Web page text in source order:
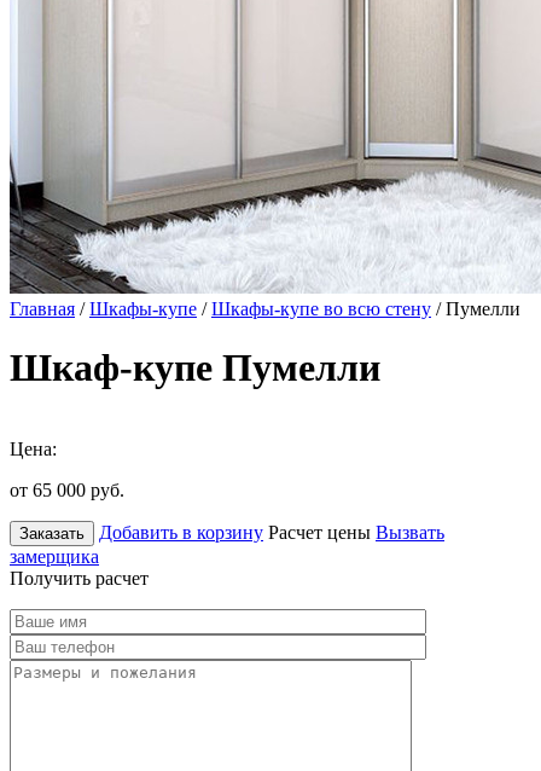
Главная /Шкафы-купе /Шкафы-купе во всю стену / Пумелли
Шкаф-купе Пумелли
Цена:
от 65 000 руб.
Заказать Добавить в корзину Расчет цены Вызвать
замерщика
Получить расчет